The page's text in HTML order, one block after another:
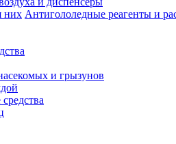
Антигололедные реагенты и
и грызунов